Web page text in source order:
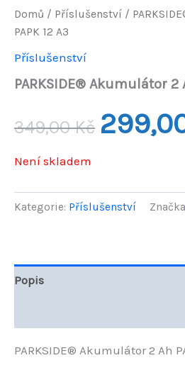
Domů / Příslušenství /
PAPK 12 A3
Příslušenství
PARKSIDE® Akumulátor 2
349,00Kč
Původní
349,00 Kč.
Není skladem
Kategorie: Příslušenství
Popis
PARKSIDE® Akumulátor 2 Ah